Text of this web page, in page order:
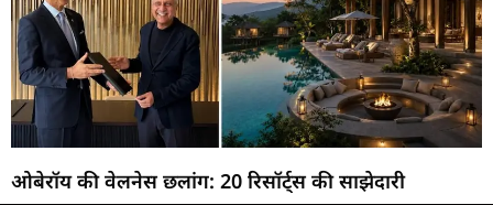
ओबेरॉय की वेलनेस छलांग: 20 रिसॉर्ट्स की साझेदारी